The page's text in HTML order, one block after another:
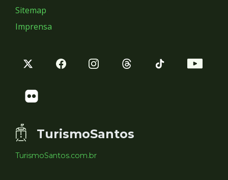
Sitemap
Imprensa
TurismoSantos
TurismoSantos.com.br